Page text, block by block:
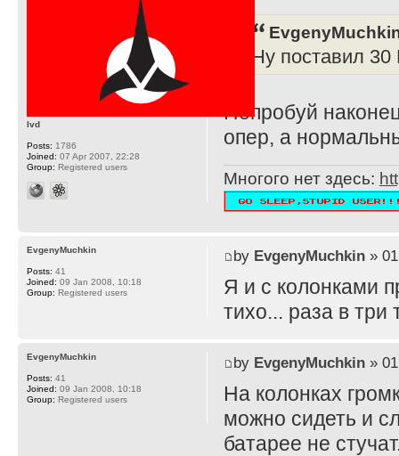
Ну поставил
Попробуй
опер, а
Многого нет здесь:
lvd
Posts: 1786
Joined: 07 Apr 2007, 22:28
Group: Registered users
by EvgenyMuchkin» 01
Я и с колонками
тихо... раза в
EvgenyMuchkin
Posts: 41
Joined: 09 Jan 2008, 10:18
Group: Registered users
by EvgenyMuchkin» 01
На колонках
можно сидеть и
батарее не
EvgenyMuchkin
Posts: 41
Joined: 09 Jan 2008, 10:18
Group: Registered users